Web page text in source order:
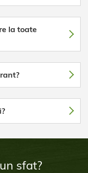
la toate
sfat?